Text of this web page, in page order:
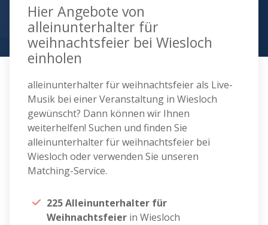
Hier Angebote von
alleinunterhalter für
weihnachtsfeier bei Wiesloch
einholen
alleinunterhalter für weihnachtsfeier als Live-
Musik bei einer Veranstaltung in Wiesloch
gewünscht? Dann können wir Ihnen
weiterhelfen! Suchen und finden Sie
alleinunterhalter für weihnachtsfeier bei
Wiesloch oder verwenden Sie unseren
Matching-Service.
225 Alleinunterhalter für
Weihnachtsfeier in Wiesloch